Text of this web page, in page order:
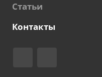
Статьи
Контакты